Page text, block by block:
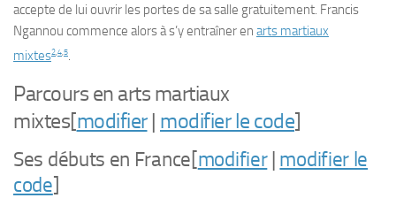
accepte de lui ouvrir les portes de sa salle gratuitement. Francis
Ngannou commence alors à s’y entraîner en arts martiaux
mixtes245.
Parcours en arts martiaux
mixtes[modifier| modifier le code]
Ses débuts en France[modifier| modifier le
code]